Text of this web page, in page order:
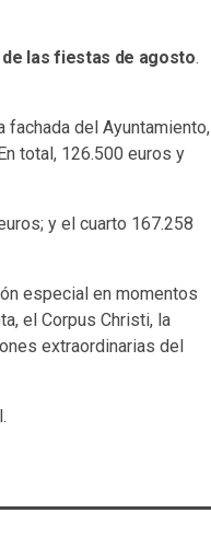
las fiestas de agosto.
fachada del Ayuntamiento,
total, 126.500 euros y
y el cuarto 167.258
especial en momentos
el Corpus Christi, la
extraordinarias del